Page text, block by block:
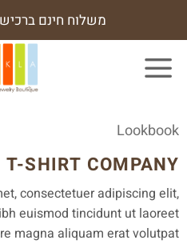
משלוח חינם ברכישה
Lookbook
T-SHIRT COMPANY
consectetuer adipiscing elit,
euismod tincidunt ut laoreet
magna aliquam erat volutpat.